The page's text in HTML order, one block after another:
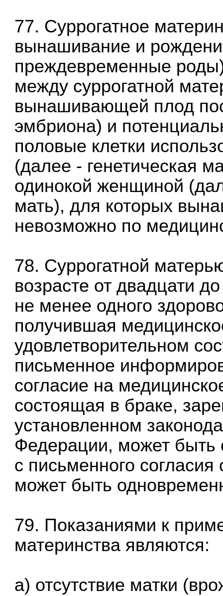
77. Суррогатное
вынашивание и
преждевременные
между суррогатной
вынашивающей плод
эмбриона) и
половые клетки
(далее - генетическая
одинокой женщиной
мать), для которых
невозможно по
78. Суррогатной
возрасте от двадцати
не менее одного
получившая
удовлетворительном
письменное
согласие на
состоящая в браке,
установленном
Федерации, может быть
с письменного согласия
может быть
79. Показаниями к
материнства являются:
а) отсутствие матки